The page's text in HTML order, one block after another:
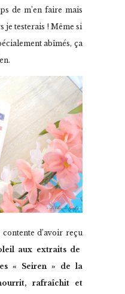
de m’en faire mais
je testerais ! Même si
abîmés, ça
d’avoir reçu
aux extraits de
« Seiren » de la
rafraîchit et